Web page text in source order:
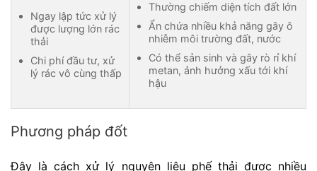
Ngay lập tức xử lý
được lượng lớn rác
thải
Chi phí đầu tư, xử
lý rác vô cùng thấp
Thường chiếm diện tích đất lớn
Ẩn chứa nhiều khả năng gây ô
nhiễm môi trường đất, nước
Có thể sản sinh và gây rò rỉ khí
metan, ảnh hưởng xấu tới khí
hậu
Phương pháp đốt
Đây là cách xử lý nguyên liệu phế thải được nhiều